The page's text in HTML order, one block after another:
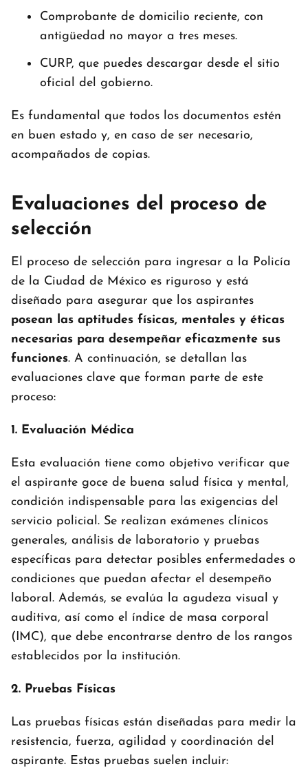
Comprobante de domicilio reciente, con
antigüedad no mayor a tres meses.
CURP, que puedes descargar desde el sitio
oficial del gobierno.
Es fundamental que todos los documentos estén
en buen estado y, en caso de ser necesario,
acompañados de copias.
Evaluaciones del proceso de
selección
El proceso de selección para ingresar a la Policía
de la Ciudad de México es riguroso y está
diseñado para asegurar que los aspirantes
posean las aptitudes físicas, mentales y éticas
necesarias para desempeñar eficazmente sus
funciones. A continuación, se detallan las
evaluaciones clave que forman parte de este
proceso:
1. Evaluación Médica
Esta evaluación tiene como objetivo verificar que
el aspirante goce de buena salud física y mental,
condición indispensable para las exigencias del
servicio policial. Se realizan exámenes clínicos
generales, análisis de laboratorio y pruebas
específicas para detectar posibles enfermedades o
condiciones que puedan afectar el desempeño
laboral. Además, se evalúa la agudeza visual y
auditiva, así como el índice de masa corporal
(IMC), que debe encontrarse dentro de los rangos
establecidos por la institución.
2. Pruebas Físicas
Las pruebas físicas están diseñadas para medir la
resistencia, fuerza, agilidad y coordinación del
aspirante. Estas pruebas suelen incluir: